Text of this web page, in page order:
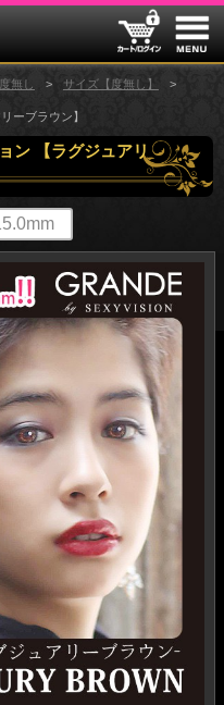
度無し
サイズ【度無し】
ーブラウン】
ン 【ラグジュアリ